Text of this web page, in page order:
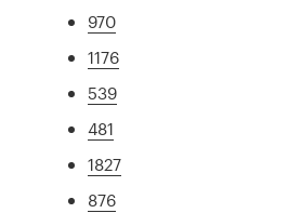
970
1176
539
481
1827
876